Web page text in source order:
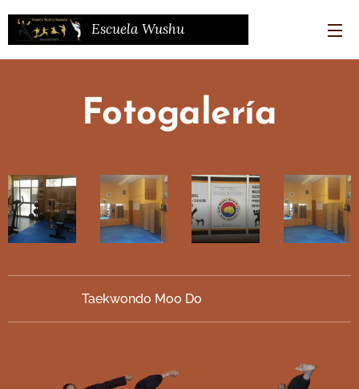
Escuela Wushu
Kwando
Fotogalería
Taekwondo Moo Do